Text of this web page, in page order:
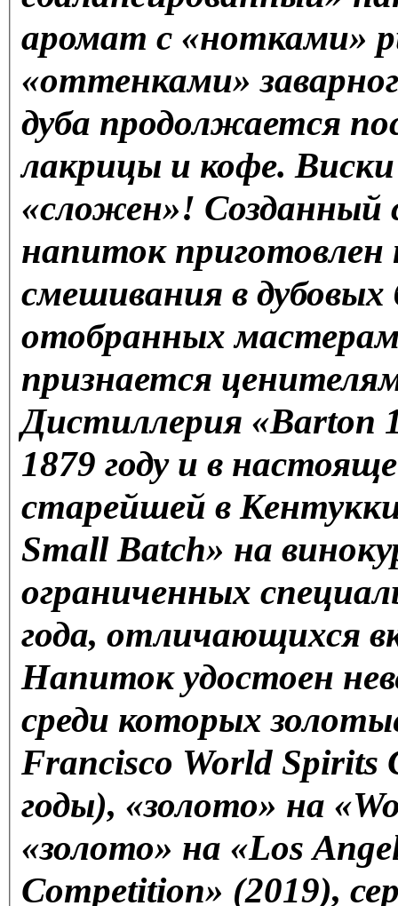
аромат с «нотками»
«оттенками»
дуба продолжается
лакрицы и кофе.
«сложен»!
напиток
смешивания в
отобранных
признается
Дистиллерия «Barton
1879 году и в
старейшей в
Small Batch» на
ограниченных
года, отличающихся
Напиток удостоен
среди которых
Francisco World Spirits
годы), «золото» на
«золото» на «Los
Competition» (2019),